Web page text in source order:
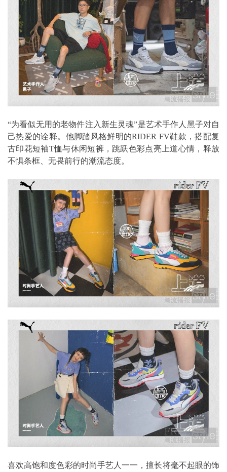
“为看似无用的老物件注入新生灵魂”是艺术手作人黑子对自
己热爱的诠释。他脚踏风格鲜明的RIDER FV鞋款，搭配复
古印花短袖T恤与休闲短裤，跳跃色彩点亮上道心情，释放
不惧条框、无畏前行的潮流态度。
喜欢高饱和度色彩的时尚手艺人一一，擅长将毫不起眼的饰